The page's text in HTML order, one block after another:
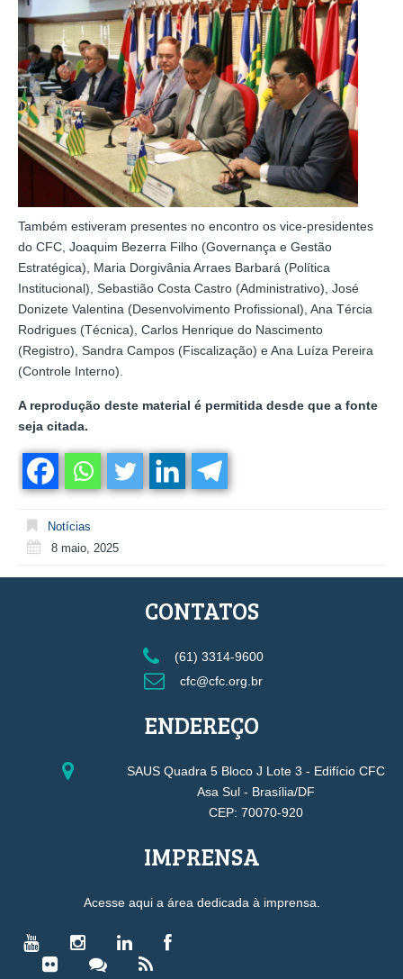
Também estiveram presentes no encontro os vice-presidentes
do CFC, Joaquim Bezerra Filho (Governança e Gestão
Estratégica), Maria Dorgivânia Arraes Barbará (Política
Institucional), Sebastião Costa Castro (Administrativo), José
Donizete Valentina (Desenvolvimento Profissional), Ana Tércia
Rodrigues (Técnica), Carlos Henrique do Nascimento
(Registro), Sandra Campos (Fiscalização) e Ana Luíza Pereira
(Controle Interno).
A reprodução deste material é permitida desde que a fonte
seja citada.
Notícias
8 maio, 2025
CONTATOS
(61) 3314-9600
cfc@cfc.org.br
ENDEREÇO
SAUS Quadra 5 Bloco J Lote 3 - Edifício CFC
Asa Sul - Brasília/DF
CEP: 70070-920
IMPRENSA
Acesse aqui a área dedicada à imprensa.